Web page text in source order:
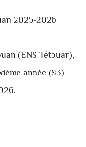
2025-2026
(ENS Tétouan),
année (S3)